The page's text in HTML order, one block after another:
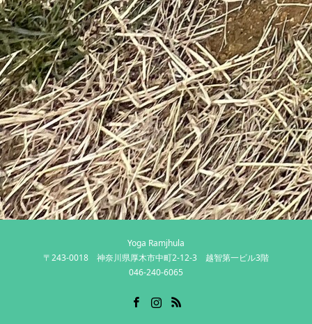
Yoga Ramjhula
〒243-0018 神奈川県厚木市中町2-12-3 越智第一ビル3階
046-240-6065